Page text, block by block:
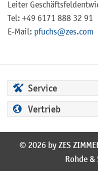
Leiter
Tel: +49 6171 888 32 91
E-Mail: pfuchs@zes.com
Service
Vertrieb
© 2026 by ZES
Rohde &